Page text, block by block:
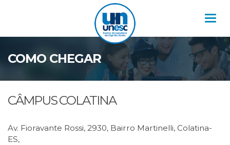
COMO CHEGAR
CÂMPUS COLATINA
Av. Fioravante Rossi, 2930, Bairro Martinelli, Colatina-
ES,